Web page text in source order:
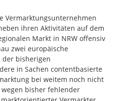
Vermarktungsunternehmen
ihren Aktivitäten auf dem
Markt in NRW offensiv
zwei europäische
der bisherigen
in Sachen contentbasierte
bei weitem noch nicht
bisher fehlender